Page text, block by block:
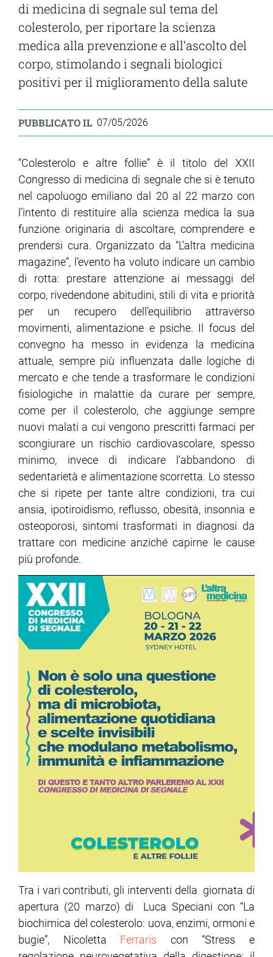
di medicina di segnale sul tema del
colesterolo, per riportare la scienza
medica alla prevenzione e all’ascolto del
corpo, stimolando i segnali biologici
positivi per il miglioramento della salute
PUBBLICATO IL 07/05/2026
“Colesterolo e altre follie” è il titolo del XXII
Congresso di medicina di segnale che si è tenuto
nel capoluogo emiliano dal 20 al 22 marzo con
l’intento di restituire alla scienza medica la sua
funzione originaria di ascoltare, comprendere e
prendersi cura. Organizzato da “L’altra medicina
magazine”, l’evento ha voluto indicare un cambio
di rotta: prestare attenzione ai messaggi del
corpo, rivedendone abitudini, stili di vita e priorità
per un recupero dell’equilibrio attraverso
movimenti, alimentazione e psiche. Il focus del
convegno ha messo in evidenza la medicina
attuale, sempre più influenzata dalle logiche di
mercato e che tende a trasformare le condizioni
fisiologiche in malattie da curare per sempre,
come per il colesterolo, che aggiunge sempre
nuovi malati a cui vengono prescritti farmaci per
scongiurare un rischio cardiovascolare, spesso
minimo, invece di indicare l’abbandono di
sedentarietà e alimentazione scorretta. Lo stesso
che si ripete per tante altre condizioni, tra cui
ansia, ipotiroidismo, reflusso, obesità, insonnia e
osteoporosi, sintomi trasformati in diagnosi da
trattare con medicine anziché capirne le cause
più profonde.
Tra i vari contributi, gli interventi della giornata di
apertura (20 marzo) di Luca Speciani con “La
biochimica del colesterolo: uova, enzimi, ormoni e
bugie”, Nicoletta Ferraris con “Stress e